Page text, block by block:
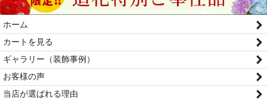
ホーム
カートを見る
ギャラリー（装飾事例）
お客様の声
当店が選ばれる理由